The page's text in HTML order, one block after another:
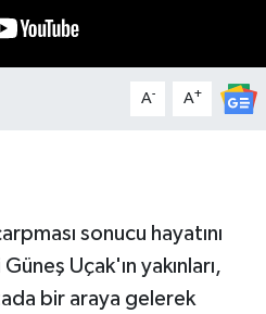
A- A+
sonucu hayatını
Uçak'ın yakınları,
bir araya gelerek